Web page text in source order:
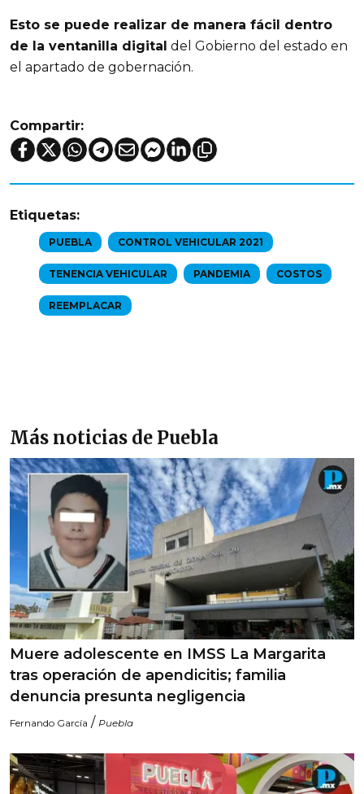
Esto se puede realizar de manera fácil dentro
de la ventanilla digital del Gobierno del estado en
el apartado de gobernación.
Compartir:
Etiquetas:
PUEBLA CONTROL VEHICULAR 2021
TENENCIA VEHICULAR PANDEMIA COSTOS
REEMPLACAR
Más noticias de Puebla
Muere adolescente en IMSS La Margarita
tras operación de apendicitis; familia
denuncia presunta negligencia
Fernando García / Puebla